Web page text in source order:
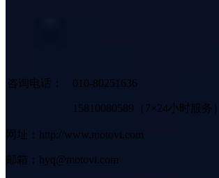
咨询电话： 010-80251636
15810080589（7×24小时服务）
网址：http://www.motovi.com
邮箱：hyq@motovi.com